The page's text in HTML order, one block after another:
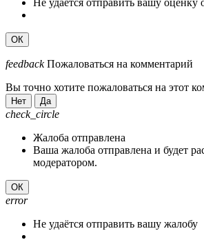
Не удаётся отправить вашу оценку
ОК
feedback Пожаловаться на комментарий
Вы точно хотите пожаловаться на этот
Нет Да
check_circle
Жалоба отправлена
Ваша жалоба отправлена и будет
модератором.
ОК
error
Не удаётся отправить вашу жалобу